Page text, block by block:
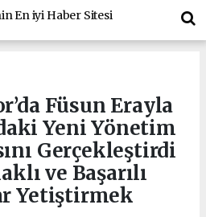
Füsun Erayla
Yeni Yönetim
Gerçekleştirdi
ve Başarılı
Yetiştirmek